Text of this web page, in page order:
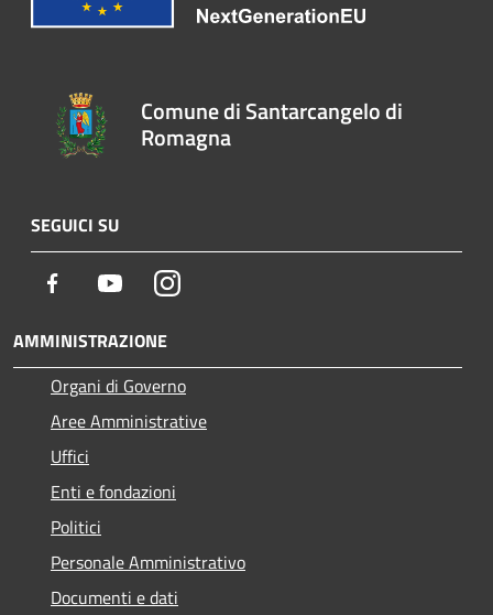
Comune di Santarcangelo di
Romagna
SEGUICI SU
Facebook YoutubeInstagram
AMMINISTRAZIONE
Organi di Governo
Aree Amministrative
Uffici
Enti e fondazioni
Politici
Personale Amministrativo
Documenti e dati